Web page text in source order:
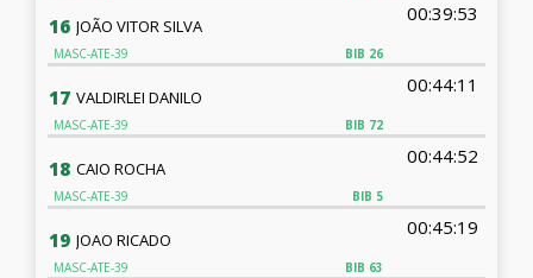
16
BIB 26
JOÃO VITOR SILVA
00:39:53
MASC-ATE-39
17
BIB 72
VALDIRLEI DANILO
00:44:11
MASC-ATE-39
18
BIB 5
CAIO ROCHA
00:44:52
MASC-ATE-39
19
BIB 63
JOAO RICADO
00:45:19
MASC-ATE-39